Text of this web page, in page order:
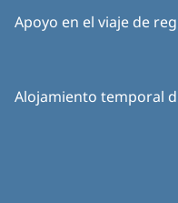
Apoyo en el viaje de
Alojamiento temporal